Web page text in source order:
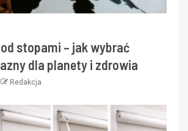
stopami – jak wybrać
dla planety i zdrowia
Redakcja